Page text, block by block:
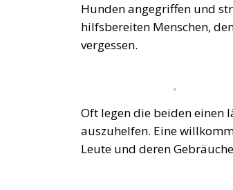
Hunden angegriffen und
hilfsbereiten Menschen,
vergessen.
Oft legen die beiden einen
auszuhelfen. Eine
Leute und deren